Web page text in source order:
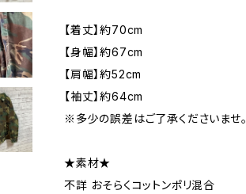
【着丈】約70cm
【身幅】約67cm
【肩幅】約52cm
【袖丈】約64cm
※多少の誤差はご了承くださいませ。
★素材★
不詳 おそらくコットンポリ混合